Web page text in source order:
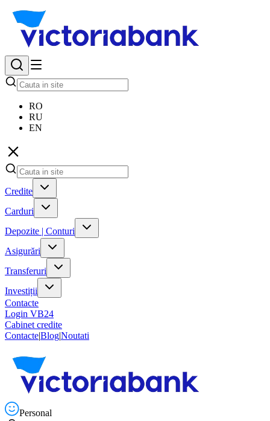
RO
RU
EN
Credite
Carduri
Depozite | Conturi
Asigurări
Transferuri
Investiții
Contacte
Login VB24
Cabinet credite
Contacte|Blog|Noutati
Personal